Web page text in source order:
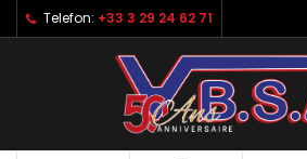
Telefon: +33 3 29 24 62 71